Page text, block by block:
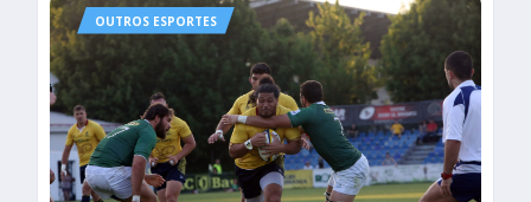
OUTROS ESPORTES